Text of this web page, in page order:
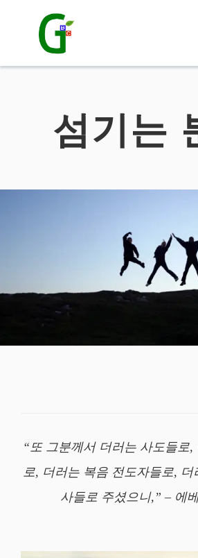
main
강
섬기는
“또 그분께서 더러는 사도들로
로, 더러는 복음 전도자들로,
사들로 주셨으니,” – 에